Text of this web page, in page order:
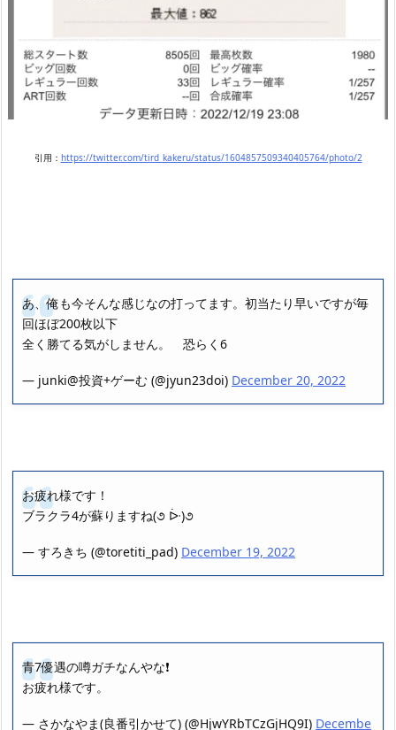
引用： https://twitter.com/tird_kakeru/status/1604857509340405764/photo/2
あ、俺も今そんな感じなの打ってます。初当たり早いですが毎
回ほぼ200枚以下
全く勝てる気がしません。 恐らく6
— junki@投資+ゲーむ (@jyun23doi) December 20, 2022
お疲れ様です！
ブラクラ4が蘇りますね(૭ ᐕ)૭
— すろきち (@toretiti_pad) December 19, 2022
青7優遇の噂ガチなんやな❗
お疲れ様です。
— さかなやま(良番引かせて) (@HjwYRbTCzGjHQ9I) Decembe